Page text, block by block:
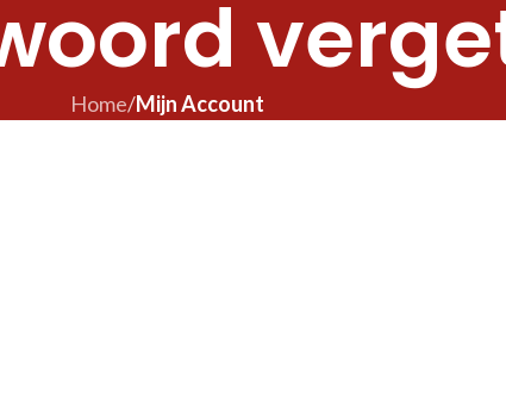
Home/Mijn Account